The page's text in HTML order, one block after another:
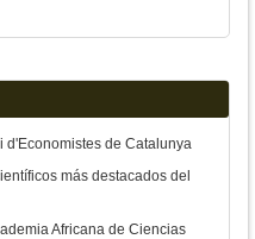
d'Economistes de Catalunya
más destacados del
Africana de Ciencias